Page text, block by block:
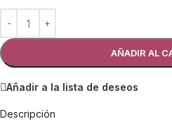
AÑADIR AL
Añadir a la lista de deseos
Descripción